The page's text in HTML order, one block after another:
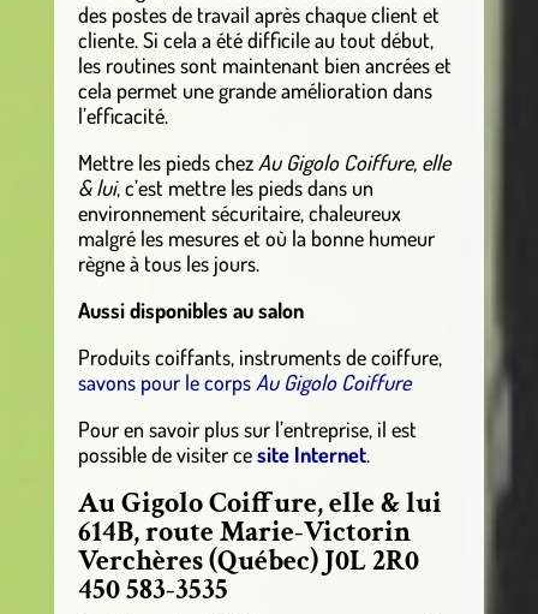
des postes de travail après chaque client et
cliente. Si cela a été difficile au tout début,
les routines sont maintenant bien ancrées et
cela permet une grande amélioration dans
l’efficacité.
Mettre les pieds chezAu Gigolo Coiffure, elle
& lui, c’est mettre les pieds dans un
environnement sécuritaire, chaleureux
malgré les mesures et où la bonne humeur
règne à tous les jours.
Aussi disponibles au salon
Produits coiffants, instruments de coiffure,
savons pour le corpsAu Gigolo Coiffure
Pour en savoir plus sur l’entreprise, il est
possible de visiter cesite Internet.
Au Gigolo Coiffure, elle & lui
614B, route Marie-Victorin
Verchères (Québec) J0L 2R0
450 583-3535